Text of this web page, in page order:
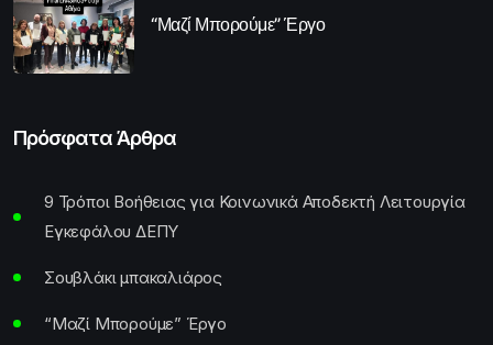
“Μαζί Μπορούμε” Έργο
Πρόσφατα Άρθρα
9 Τρόποι Βοήθειας για Κοινωνικά Αποδεκτή Λειτουργία
Εγκεφάλου ΔΕΠΥ
Σουβλάκι μπακαλιάρος
“Μαζί Μπορούμε” Έργο